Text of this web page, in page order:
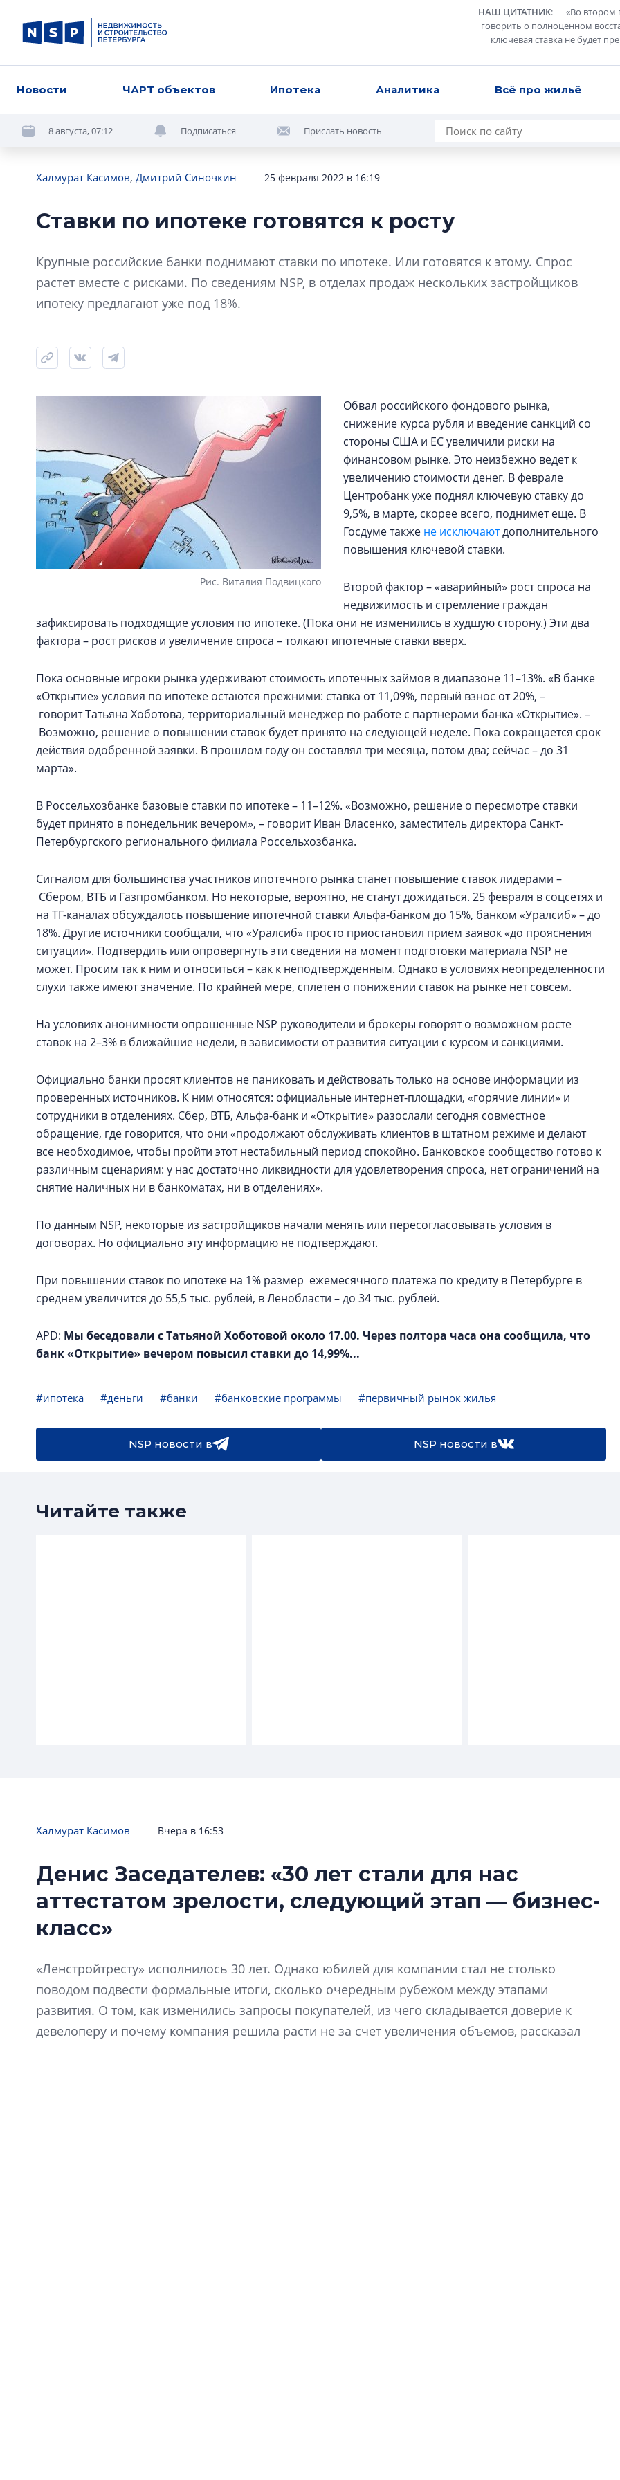
НАШ ЦИТАТНИК: «Во втором
говорить о полноценном
ключевая ставка не будет
Новости ЧАРТ объектов Ипотека Аналитика Всё про жильё
8 августа, 07:12 Подписаться Прислать новость
Халмурат Касимов, Дмитрий Синочкин 25 февраля 2022 в 16:19
Ставки по ипотеке готовятся к росту
Крупные российские банки поднимают ставки по ипотеке. Или готовятся к этому. Спрос
растет вместе с рисками. По сведениям NSP, в отделах продаж нескольких застройщиков
ипотеку предлагают уже под 18%.
Рис. Виталия Подвицкого
Обвал российского фондового рынка,
снижение курса рубля и введение санкций со
стороны США и ЕС увеличили риски на
финансовом рынке. Это неизбежно ведет к
увеличению стоимости денег. В феврале
Центробанк уже поднял ключевую ставку до
9,5%, в марте, скорее всего, поднимет еще. В
Госдуме также не исключаютдополнительного
повышения ключевой ставки.
Второй фактор – «аварийный» рост спроса на
недвижимость и стремление граждан
зафиксировать подходящие условия по ипотеке. (Пока они не изменились в худшую сторону.) Эти два
фактора – рост рисков и увеличение спроса – толкают ипотечные ставки вверх.
Пока основные игроки рынка удерживают стоимость ипотечных займов в диапазоне 11–13%. «В банке
«Открытие» условия по ипотеке остаются прежними: ставка от 11,09%, первый взнос от 20%, –
говорит Татьяна Хоботова, территориальный менеджер по работе с партнерами банка «Открытие». –
Возможно, решение о повышении ставок будет принято на следующей неделе. Пока сокращается срок
действия одобренной заявки. В прошлом году он составлял три месяца, потом два; сейчас – до 31
марта».
В Россельхозбанке базовые ставки по ипотеке – 11–12%. «Возможно, решение о пересмотре ставки
будет принято в понедельник вечером», – говорит Иван Власенко, заместитель директора Санкт-
Петербургского регионального филиала Россельхозбанка.
Сигналом для большинства участников ипотечного рынка станет повышение ставок лидерами –
Сбером, ВТБ и Газпромбанком. Но некоторые, вероятно, не станут дожидаться. 25 февраля в соцсетях и
на ТГ-каналах обсуждалось повышение ипотечной ставки Альфа-банком до 15%, банком «Уралсиб» – до
18%. Другие источники сообщали, что «Уралсиб» просто приостановил прием заявок «до прояснения
ситуации». Подтвердить или опровергнуть эти сведения на момент подготовки материала NSP не
может. Просим так к ним и относиться – как к неподтвержденным. Однако в условиях неопределенности
слухи также имеют значение. По крайней мере, сплетен о понижении ставок на рынке нет совсем.
На условиях анонимности опрошенные NSP руководители и брокеры говорят о возможном росте
ставок на 2–3% в ближайшие недели, в зависимости от развития ситуации с курсом и санкциями.
Официально банки просят клиентов не паниковать и действовать только на основе информации из
проверенных источников. К ним относятся: официальные интернет-площадки, «горячие линии» и
сотрудники в отделениях. Сбер, ВТБ, Альфа-банк и «Открытие» разослали сегодня совместное
обращение, где говорится, что они «продолжают обслуживать клиентов в штатном режиме и делают
все необходимое, чтобы пройти этот нестабильный период спокойно. Банковское сообщество готово к
различным сценариям: у нас достаточно ликвидности для удовлетворения спроса, нет ограничений на
снятие наличных ни в банкоматах, ни в отделениях».
По данным NSP, некоторые из застройщиков начали менять или пересогласовывать условия в
договорах. Но официально эту информацию не подтверждают.
При повышении ставок по ипотеке на 1% размер ежемесячного платежа по кредиту в Петербурге в
среднем увеличится до 55,5 тыс. рублей, в Ленобласти – до 34 тыс. рублей.
APD: Мы беседовали с Татьяной Хоботовой около 17.00. Через полтора часа она сообщила, что
банк «Открытие» вечером повысил ставки до 14,99%...
#ипотека #деньги #банки #банковские программы #первичный рынок жилья
NSP новости в NSP новости в
рынка?
Разрыв цен
Какие
специальности
в сфере
строительства?
Своим мнением с
Валентина
Альшаева,
Свинолобов,
Читайте также
Что станет сигналом обвала в
недвижимости?
Ипотечные риски лежат на
гражданах, а не на «институтах
развития»
Рубль убегает в квадратные
метры
Рубль падает, российские акции в
санкции США
Президент США объявил о
Халмурат Касимов Вчера в 16:53
Денис Заседателев: «30 лет стали для нас
аттестатом зрелости, следующий этап — бизнес-
класс»
«Ленстройтресту» исполнилось 30 лет. Однако юбилей для компании стал не столько
поводом подвести формальные итоги, сколько очередным рубежом между этапами
развития. О том, как изменились запросы покупателей, из чего складывается доверие к
девелоперу и почему компания решила расти не за счет увеличения объемов, рассказал
перемен в ЖК
электромобиль
Карина
«гибридом» —
рынок апарт-